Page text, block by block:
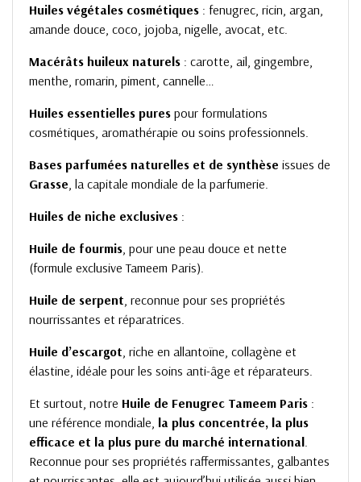
Huiles végétales cosmétiques : fenugrec, ricin, argan,
amande douce, coco, jojoba, nigelle, avocat, etc.
Macérâts huileux naturels : carotte, ail, gingembre,
menthe, romarin, piment, cannelle…
Huiles essentielles pures pour formulations
cosmétiques, aromathérapie ou soins professionnels.
Bases parfumées naturelles et de synthèse issues de
Grasse , la capitale mondiale de la parfumerie.
Huiles de niche exclusives :
Huile de fourmis , pour une peau douce et nette
(formule exclusive Tameem Paris).
Huile de serpent , reconnue pour ses propriétés
nourrissantes et réparatrices.
Huile d’escargot , riche en allantoïne, collagène et
élastine, idéale pour les soins anti-âge et réparateurs.
Et surtout, notre Huile de Fenugrec Tameem Paris :
une référence mondiale, la plus concentrée, la plus
efficace et la plus pure du marché international
Reconnue pour ses propriétés raffermissantes, galbantes